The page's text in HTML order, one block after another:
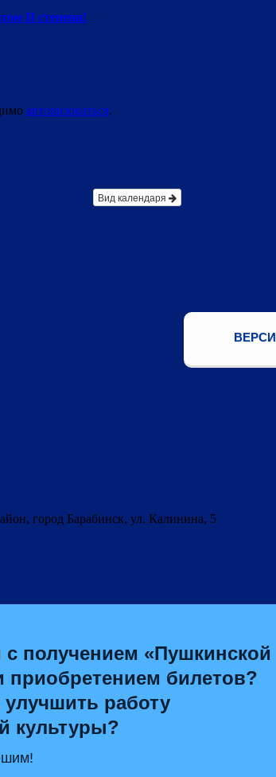
II степени!
авторизоваться.
Вид календаря
город Барабинск, ул. Калинина, 5
получением «Пушкинской
приобретением билетов?
улучшить работу
культуры?